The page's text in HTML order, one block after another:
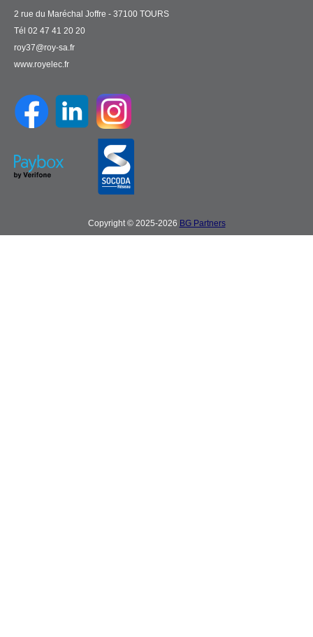
2 rue du Maréchal Joffre - 37100 TOURS
Tél 02 47 41 20 20
roy37@roy-sa.fr
www.royelec.fr
Copyright © 2025-2026 BG Partners